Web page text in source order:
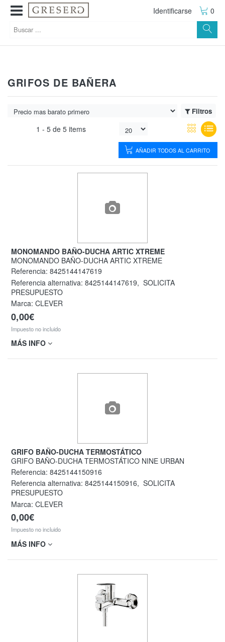
Identificarse 0
GRIFOS DE BAÑERA
Filtros
1 -5de5 items
AÑADIR TODOS AL CARRITO
MONOMANDO BAÑO-DUCHA ARTIC XTREME
MONOMANDO BAÑO-DUCHA ARTIC XTREME
Referencia: 8425144147619
Referencia alternativa: 8425144147619, SOLICITA
PRESUPUESTO
Marca: CLEVER
0,00€
Impuesto no incluido
MÁS INFO
GRIFO BAÑO-DUCHA TERMOSTÁTICO
GRIFO BAÑO-DUCHA TERMOSTÁTICO NINE URBAN
Referencia: 8425144150916
Referencia alternativa: 8425144150916, SOLICITA
PRESUPUESTO
Marca: CLEVER
0,00€
Impuesto no incluido
MÁS INFO